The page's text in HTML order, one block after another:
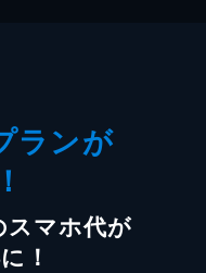
ランが
スマホ代が
！